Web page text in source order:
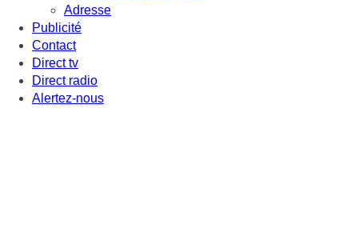
Adresse
Publicité
Contact
Direct tv
Direct radio
Alertez-nous